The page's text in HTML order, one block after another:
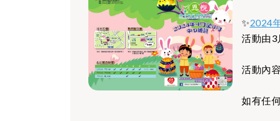
✨2024
活動由3
活動內
如有任